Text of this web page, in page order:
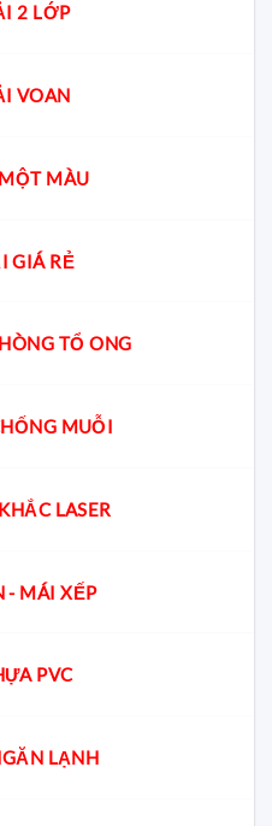
2 LỚP
VOAN
MÀU
GIÁ RẺ
TỔ ONG
MUỖI
LASER
- MÁI XẾP
PVC
LẠNH